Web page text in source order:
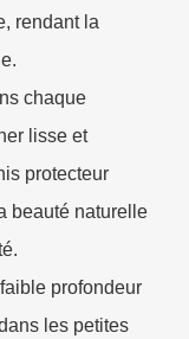
rendant la
chaque
lisse et
protecteur
beauté naturelle
profondeur
les petites